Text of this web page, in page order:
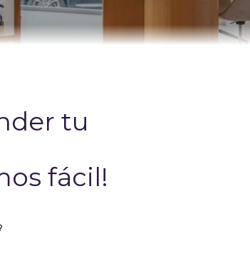
tu
fácil!